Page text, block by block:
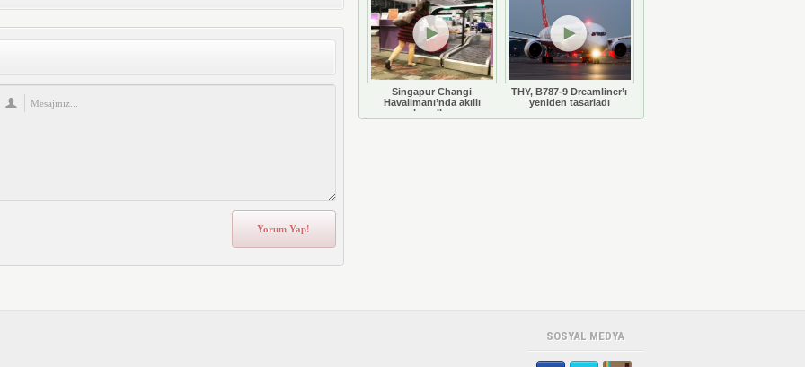
Singapur Changi
Havalimanı’nda akıllı
bavullar
THY, B787-9 Dreamliner’ı
yeniden tasarladı
SOSYAL MEDYA